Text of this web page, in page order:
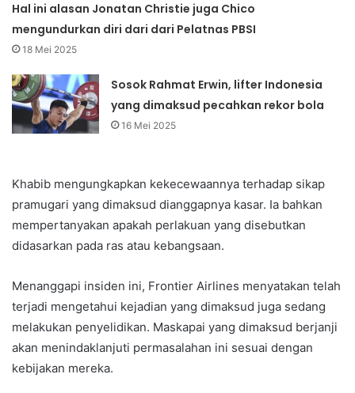
Hal ini alasan Jonatan Christie juga Chico
mengundurkan diri dari dari Pelatnas PBSI
18 Mei 2025
Sosok Rahmat Erwin, lifter Indonesia
yang dimaksud pecahkan rekor bola
16 Mei 2025
Khabib mengungkapkan kekecewaannya terhadap sikap
pramugari yang dimaksud dianggapnya kasar. Ia bahkan
mempertanyakan apakah perlakuan yang disebutkan
didasarkan pada ras atau kebangsaan.
Menanggapi insiden ini, Frontier Airlines menyatakan telah
terjadi mengetahui kejadian yang dimaksud juga sedang
melakukan penyelidikan. Maskapai yang dimaksud berjanji
akan menindaklanjuti permasalahan ini sesuai dengan
kebijakan mereka.